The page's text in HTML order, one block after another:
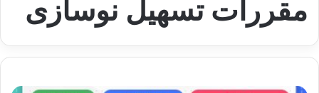
مقررات تسهیل نوسازی